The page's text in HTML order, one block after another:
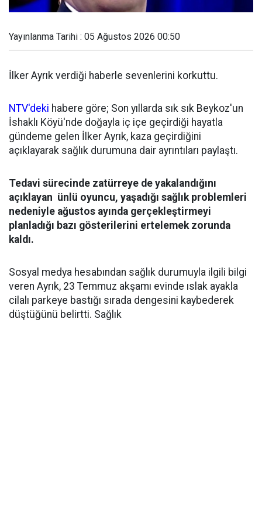
Yayınlanma Tarihi : 05 Ağustos 2026 00:50
İlker Ayrık verdiği haberle sevenlerini korkuttu.
NTV'deki habere göre; Son yıllarda sık sık Beykoz'un
İshaklı Köyü'nde doğayla iç içe geçirdiği hayatla
gündeme gelen İlker Ayrık, kaza geçirdiğini
açıklayarak sağlık durumuna dair ayrıntıları paylaştı.
Tedavi sürecinde zatürreye de yakalandığını
açıklayan ünlü oyuncu, yaşadığı sağlık problemleri
nedeniyle ağustos ayında gerçekleştirmeyi
planladığı bazı gösterilerini ertelemek zorunda
kaldı.
Sosyal medya hesabından sağlık durumuyla ilgili bilgi
veren Ayrık, 23 Temmuz akşamı evinde ıslak ayakla
cilalı parkeye bastığı sırada dengesini kaybederek
düştüğünü belirtti. Sağlık